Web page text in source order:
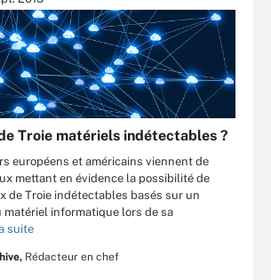
Troie matériels indétectables ?
européens et américains viennent de
mettant en évidence la possibilité de
de Troie indétectables basés sur un
informatique lors de sa
suite
Rédacteur en chef